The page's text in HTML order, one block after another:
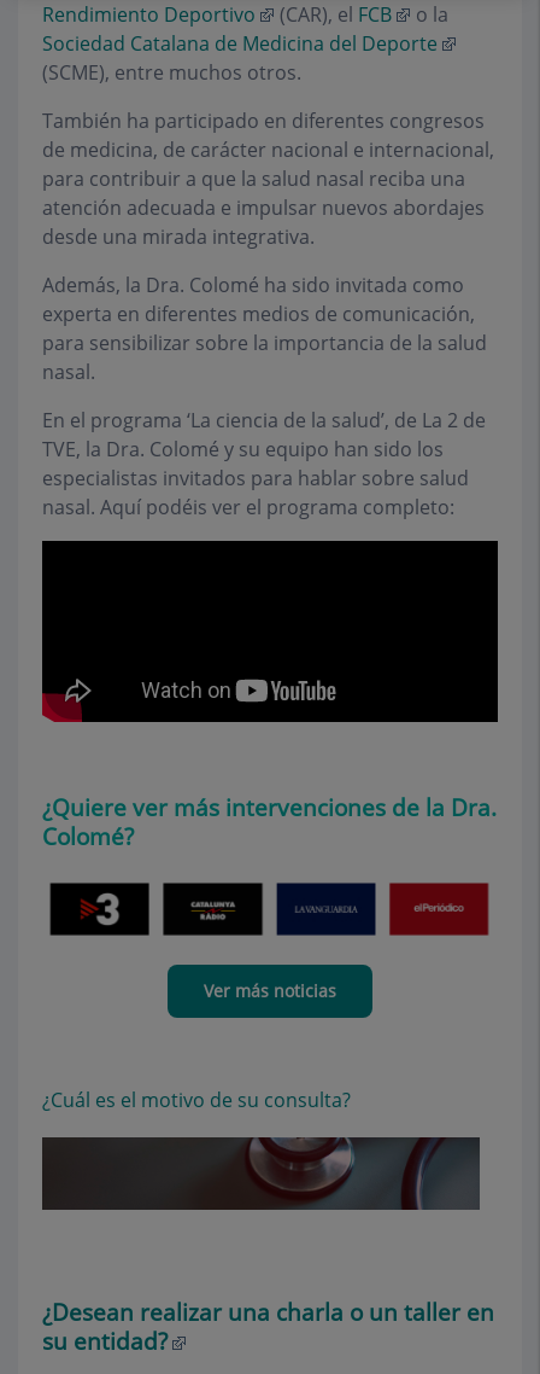
Rendimiento Deportivo
(CAR), el FCB
o la
Sociedad Catalana de Medicina del Deporte
(SCME), entre muchos otros.
También ha participado en diferentes congresos
de medicina, de carácter nacional e internacional,
para contribuir a que la salud nasal reciba una
atención adecuada e impulsar nuevos abordajes
desde una mirada integrativa.
Además, la Dra. Colomé ha sido invitada como
experta en diferentes medios de comunicación,
para sensibilizar sobre la importancia de la salud
nasal.
En el programa ‘La ciencia de la salud’, de La 2 de
TVE, la Dra. Colomé y su equipo han sido los
especialistas invitados para hablar sobre salud
nasal. Aquí podéis ver el programa completo:
¿Quiere ver más intervenciones de la Dra.
Colomé?
Ver más noticias
¿Cuál es el motivo de su consulta?
¿Desean realizar una charla o un taller en
su entidad?